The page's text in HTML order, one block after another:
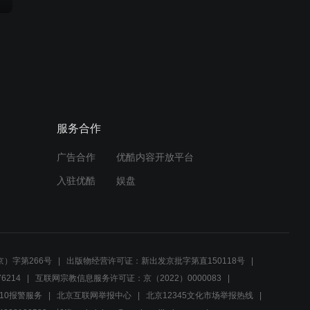
服务合作
广告合作 优酷内容开放平台
入驻优酷 娱盘
）字第266号
出版物经营许可证：新出发京批字第直150118号
互联网宗教信息服务许可证：京（2022）0000083
报警服务
北京互联网举报中心
北京12345文化市场举报热线